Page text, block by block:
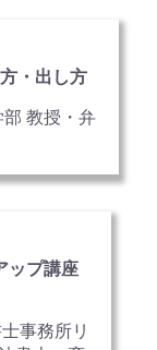
・出し方
部 教授・弁
ップ講座